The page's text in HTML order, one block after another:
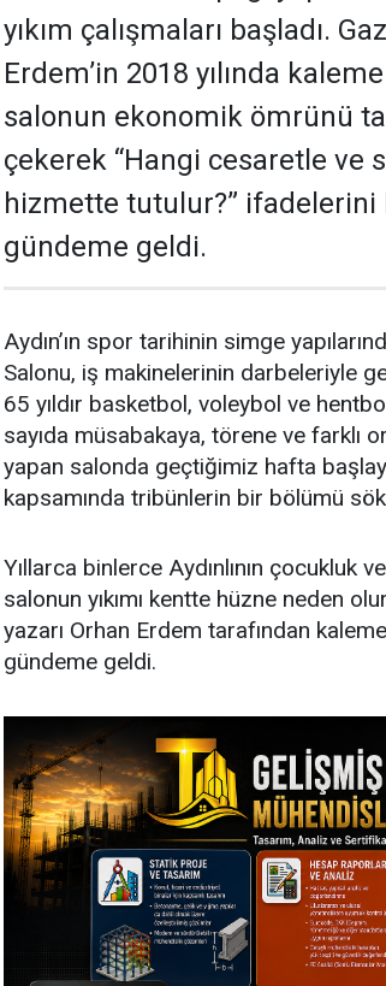
yıkım çalışmaları başladı.
Erdem’in 2018 yılında kaleme
salonun ekonomik ömrünü
çekerek “Hangi cesaretle ve
hizmette tutulur?” ifadelerini
gündeme geldi.
Aydın’ın spor tarihinin simge
Salonu, iş makinelerinin darbeleriyle
65 yıldır basketbol, voleybol ve
sayıda müsabakaya, törene ve farklı
yapan salonda geçtiğimiz hafta
kapsamında tribünlerin bir bölümü
Yıllarca binlerce Aydınlının çocukluk
salonun yıkımı kentte hüzne neden
yazarı Orhan Erdem tarafından
gündeme geldi.